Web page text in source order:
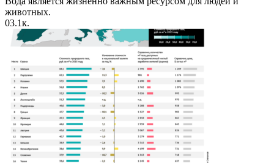
животных.
03.1к.